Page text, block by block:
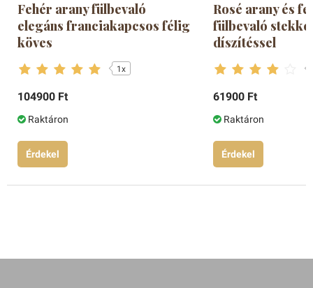
Fehér arany fülbevaló
elegáns franciakapcsos félig
köves
1x
104900 Ft
Raktáron
Érdekel
Rosé arany és
fülbevaló
díszítéssel
61900 Ft
Raktáron
Érdekel